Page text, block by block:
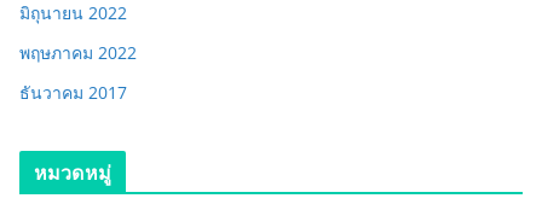
มิถุนายน 2022
พฤษภาคม 2022
ธันวาคม 2017
หมวดหมู่